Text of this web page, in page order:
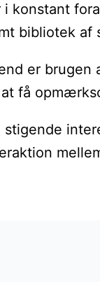
i konstant
bibliotek af
er brugen
få
stigende